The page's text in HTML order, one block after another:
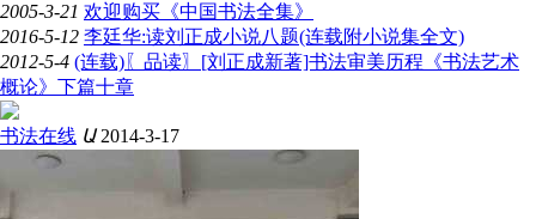
2005-3-21 欢迎购买《中国书法全集》
2016-5-12 李廷华:读刘正成小说八题(连载附小说集全文)
2012-5-4 (连载)〖品读〗[刘正成新著]书法审美历程《书法艺术
概论》下篇十章
书法在线 Ա 2014-3-17